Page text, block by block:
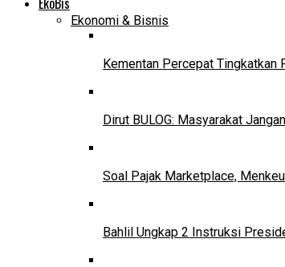
Ekonomi & Bisnis
Kementan Percepat
Dirut BULOG: Masyarakat
Soal Pajak Marketplace,
Bahlil Ungkap 2 Instruksi